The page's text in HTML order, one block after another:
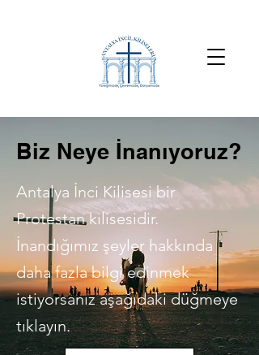
Biz Neye İnanıyoruz?
Antalya İnci Kilisesi bir
Protestan kilisesidir.
İnandığımız şeyler hakkında
daha fazla bilgi edinmek
istiyorsanız aşağıdaki düğmeye
tıklayın.